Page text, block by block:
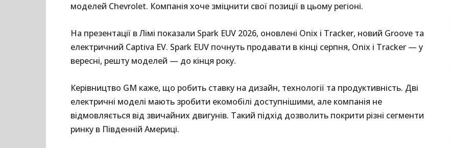
моделей Chevrolet. Компанія хоче зміцнити свої позиції в цьому регіоні.
На презентації в Лімі показали Spark EUV 2026, оновлені Onix і Tracker, новий Groove та
електричний Captiva EV. Spark EUV почнуть продавати в кінці серпня, Onix і Tracker — у
вересні, решту моделей — до кінця року.
Керівництво GM каже, що робить ставку на дизайн, технології та продуктивність. Дві
електричні моделі мають зробити екомобілі доступнішими, але компанія не
відмовляється від звичайних двигунів. Такий підхід дозволить покрити різні сегменти
ринку в Південній Америці.